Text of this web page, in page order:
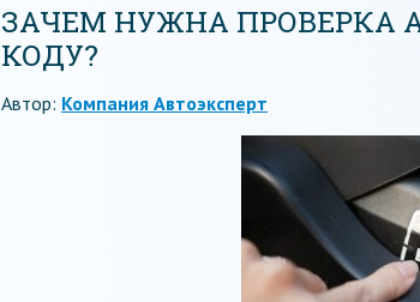
ЗАЧЕМ НУЖНА ПРОВЕРКА
КОДУ?
Автор: Компания Автоэксперт